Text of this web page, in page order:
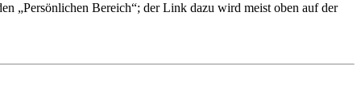
„Persönlichen Bereich“; der Link dazu wird meist oben auf der